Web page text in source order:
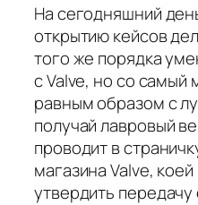
На сегодняшний
открытию кейсов
того же порядка
с Valve, но со самый
равным образом с
получай лавровый
проводит в
магазина Valve,
утвердить